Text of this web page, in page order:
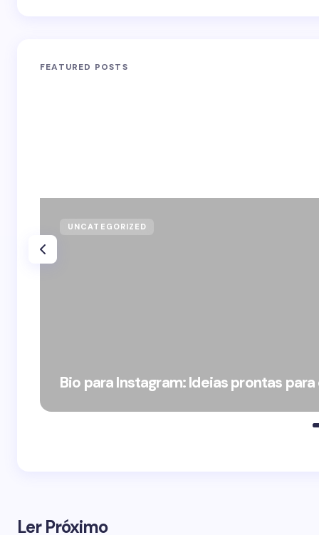
FEATURED POSTS
UNCATEGORIZED
Bio para Instagram: Ideias prontas
Ler Próximo